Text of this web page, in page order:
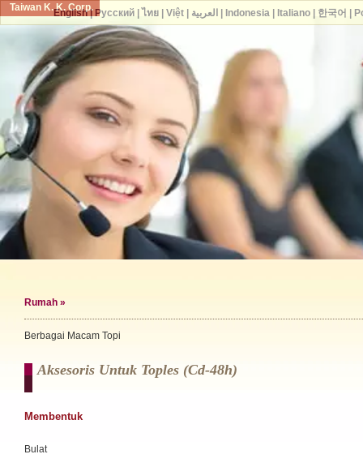
Taiwan K. K. Corp.
Rumah »
Berbagai Macam Topi
Aksesoris Untuk Toples (cd-48h)
Membentuk
Bulat
English| Русский| ไทย| Việt| العربية Indonesia| Italiano| 한국어